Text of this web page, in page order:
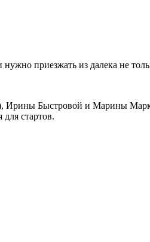
приезжать из далека не
Ирины Быстровой и Марины
стартов.